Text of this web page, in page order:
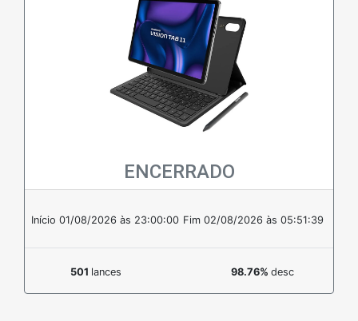
ENCERRADO
Início 01/08/2026 às 23:00:00 Fim 02/08/2026 às 05:51:39
501 lances 98.76% desc